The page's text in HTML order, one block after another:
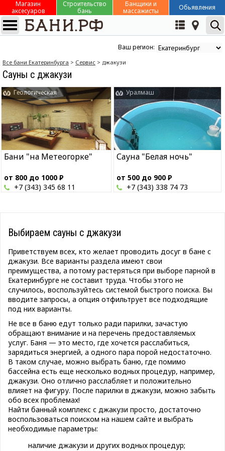
Магазин
аксесуаров
Строительство
бань
Банщики и
массажисты
Обьявления
Ваш регион:
Все бани Екатеринбурга > Сервис > джакузи
Сауны с джакузи
Бани "на Метеогорке"
от 800 до 1000 Р
Геологическая
+7 (343) 345 68 11
Сауна "Белая ночь"
от 500 до 900 Р
Уралмаш
+7 (343) 338 74 73
Выбираем сауны с джакузи
Приветствуем всех, кто желает проводить досуг в бане с
джакузи. Все варианты раздела имеют свои
преимущества, а потому растеряться при выборе парной в
Екатеринбурге не составит труда. Чтобы этого не
случилось, воспользуйтесь системой быстрого поиска. Вы
вводите запросы, а опция отфильтрует все подходящие
под них варианты.
Не все в баню едут только ради парилки, зачастую
обращают внимание и на перечень предоставляемых
услуг. Баня — это место, где хочется расслабиться,
зарядиться энергией, а одного пара порой недостаточно.
В таком случае, можно выбрать баню, где помимо
бассейна есть еще несколько водных процедур, например,
джакузи. Оно отлично расслабляет и положительно
влияет на фигуру. После парилки в джакузи, можно забыть
обо всех проблемах!
Найти банный комплекс с джакузи просто, достаточно
воспользоваться поиском на нашем сайте и выбрать
необходимые параметры:
наличие джакузи и других водных процедур;